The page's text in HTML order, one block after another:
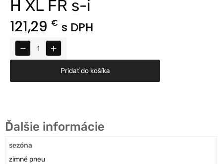
H XL FR s-i
121,29 € s DPH
− +
Pridať do košíka
Ďalšie informácie
sezóna
zimné pneu